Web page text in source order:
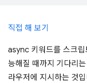
직접 해 보기
async 키워드를 스크
능해질 때까지 기다리
라우저에 지시하는 것